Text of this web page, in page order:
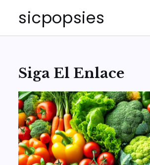
sicpopsies
Siga El Enlace